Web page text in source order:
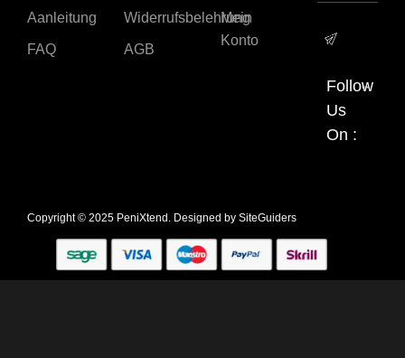
Aanleitung
FAQ
Widerrufsbelehrung
AGB
Mein
Konto
Follow
Us
On :
Copyright © 2025 PeniXtend. Designed by SiteGuiders